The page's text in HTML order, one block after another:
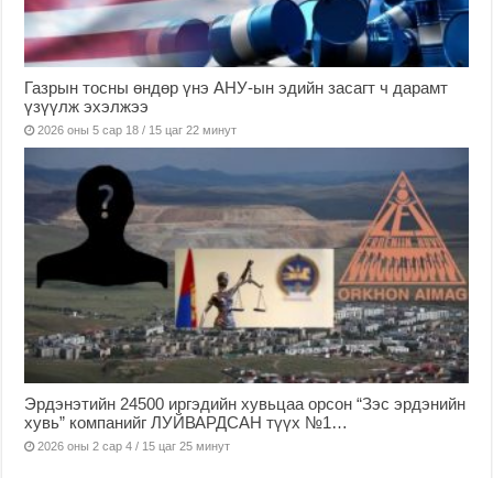
Газрын тосны өндөр үнэ АНУ-ын эдийн засагт ч дарамт
үзүүлж эхэлжээ
2026 оны 5 сар 18 / 15 цаг 22 минут
Эрдэнэтийн 24500 иргэдийн хувьцаа орсон “Зэс эрдэнийн
хувь” компанийг ЛУЙВАРДСАН түүх №1…
2026 оны 2 сар 4 / 15 цаг 25 минут